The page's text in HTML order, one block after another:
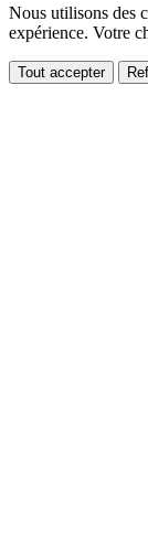
Nous utilisons des
expérience. Votre
Tout accepter